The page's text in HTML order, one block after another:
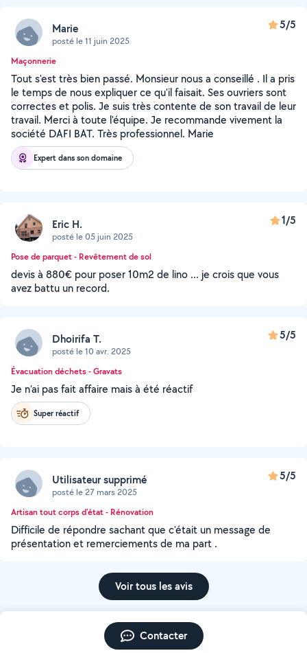
Marie
posté le 11 juin 2025
5/5
Maçonnerie
Tout s'est très bien passé. Monsieur nous a conseillé . Il a pris
le temps de nous expliquer ce qu'il faisait. Ses ouvriers sont
correctes et polis. Je suis très contente de son travail de leur
travail. Merci à toute l'équipe. Je recommande vivement la
société DAFI BAT. Très professionnel. Marie
Expert dans son domaine
Eric H.
posté le 05 juin 2025
1/5
Pose de parquet - Revêtement de sol
devis à 880€ pour poser 10m2 de lino ... je crois que vous
avez battu un record.
Dhoirifa T.
posté le 10 avr. 2025
5/5
Évacuation déchets - Gravats
Je n’ai pas fait affaire mais à été réactif
Super réactif
Utilisateur supprimé
posté le 27 mars 2025
5/5
Artisan tout corps d'état - Rénovation
Difficile de répondre sachant que c'était un message de
présentation et remerciements de ma part .
Voir tous les avis
Contacter